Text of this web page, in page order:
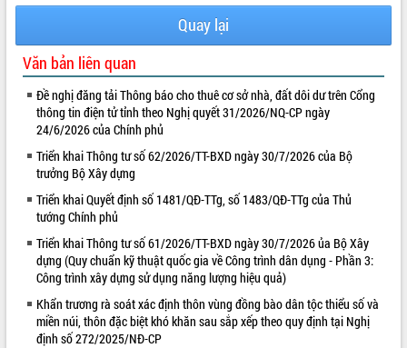
Loading the player...
Lễ truy tặng danh hiệu “Bà Mẹ Việt
Nam Anh hùng” và trao Huân chương
Lao động
Quay lại
Văn bản liên quan
Đề nghị đăng tải Thông báo cho thuê cơ sở nhà, đất dôi dư trên Cổng
thông tin điện tử tỉnh theo Nghị quyết 31/2026/NQ-CP ngày
24/6/2026 của Chính phủ
Triển khai Thông tư số 62/2026/TT-BXD ngày 30/7/2026 của Bộ
trưởng Bộ Xây dựng
Triển khai Quyết định số 1481/QĐ-TTg, số 1483/QĐ-TTg của Thủ
tướng Chính phủ
Triển khai Thông tư số 61/2026/TT-BXD ngày 30/7/2026 ủa Bộ Xây
dựng (Quy chuẩn kỹ thuật quốc gia về Công trình dân dụng - Phần 3:
Công trình xây dựng sử dụng năng lượng hiệu quả)
Khẩn trương rà soát xác định thôn vùng đồng bào dân tộc thiểu số và
miền núi, thôn đặc biệt khó khăn sau sắp xếp theo quy định tại Nghị
định số 272/2025/NĐ-CP